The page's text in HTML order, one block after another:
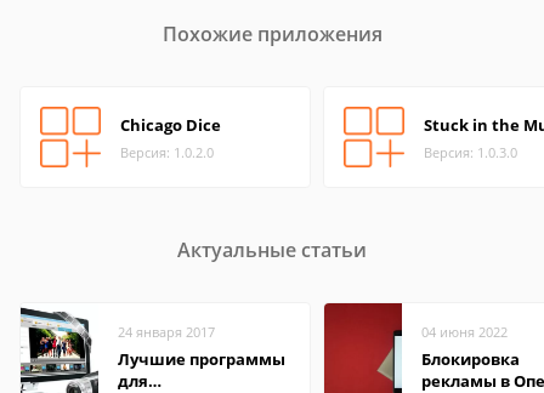
Похожие приложения
Chicago Dice
Версия: 1.0.2.0
Stuck in the
Версия: 1.0.3.0
Актуальные статьи
24 января 2017
Лучшие программы
для
04 июня 2022
Блокировка
рекламы в